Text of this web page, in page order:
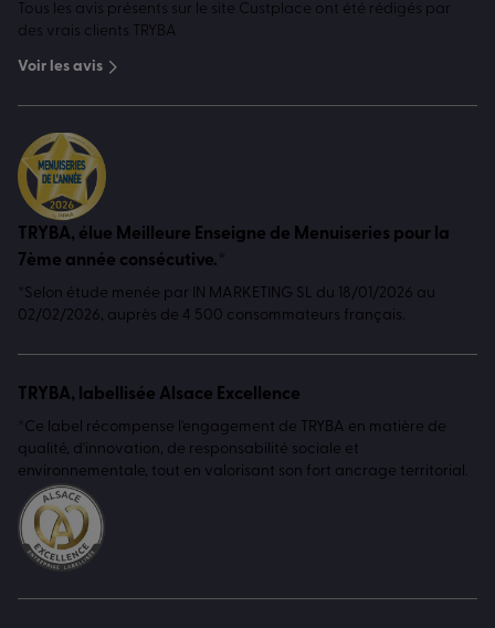
Tous les avis présents sur le site Custplace ont été rédigés par
des vrais clients TRYBA
Voir les avis
TRYBA, élue Meilleure Enseigne de Menuiseries pour la
7ème année consécutive.*
*Selon étude menée par IN MARKETING SL du 18/01/2026 au
02/02/2026, auprès de 4 500 consommateurs français.
TRYBA, labellisée Alsace Excellence
*Ce label récompense l'engagement de TRYBA en matière de
qualité, d'innovation, de responsabilité sociale et
environnementale, tout en valorisant son fort ancrage territorial.